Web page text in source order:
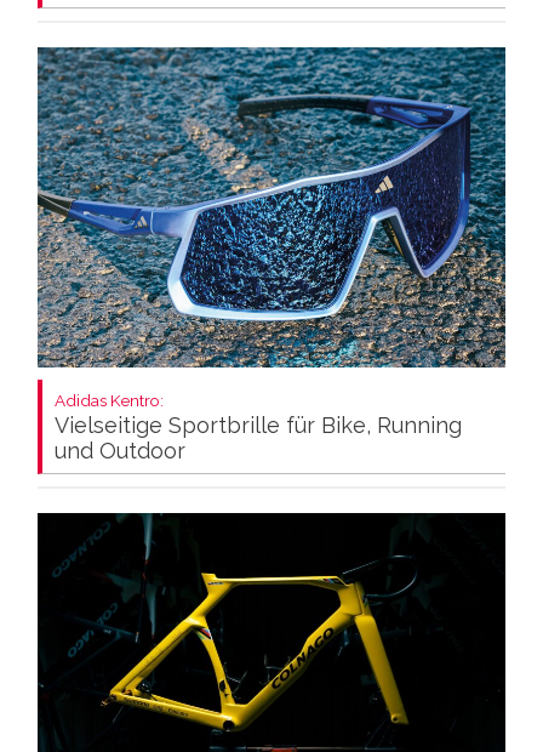
Adidas Kentro:
Vielseitige Sportbrille für Bike, Running
und Outdoor